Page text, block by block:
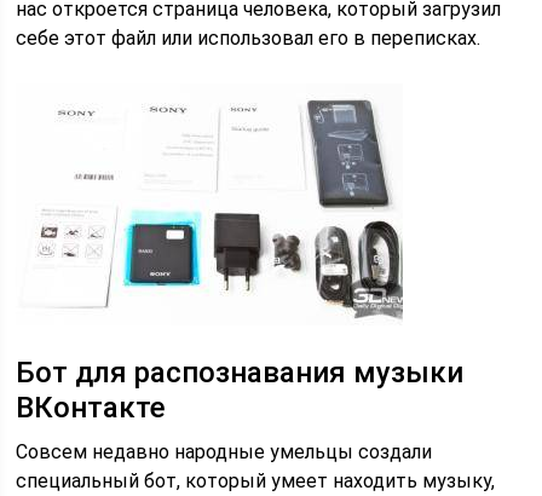
нас откроется страница человека, который загрузил
себе этот файл или использовал его в переписках.
Бот для распознавания музыки
ВКонтакте
Совсем недавно народные умельцы создали
специальный бот, который умеет находить музыку,